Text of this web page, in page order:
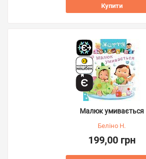
Купити
Малюк умивається
Беліно Н.
199,00 грн